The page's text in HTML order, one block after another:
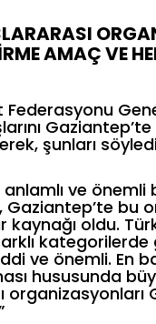
AMAÇ VE
Federasyonu
şunları
anlamlı ve
bu
kaynağı oldu.
farklı
ve önemli. En
hususunda